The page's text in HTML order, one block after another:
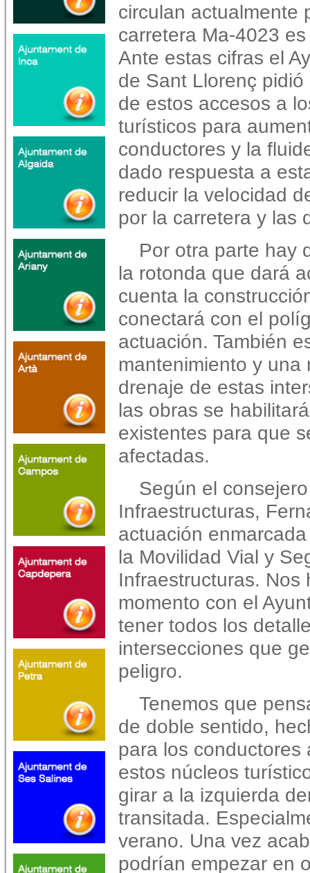
circulan actualmente
carretera Ma-4023
Ante estas cifras el
de Sant Llorenç
de estos accesos a
turísticos para
conductores y la
dado respuesta a
reducir la velocidad
por la carretera y las
Por otra parte hay
la rotonda que dará
cuenta la
conectará con el
actuación. También
mantenimiento y una
drenaje de estas
las obras se
existentes para que
afectadas.
Según el
Infraestructuras,
actuación
la Movilidad Vial y
Infraestructuras.
momento con el
tener todos los
intersecciones que
peligro.
Tenemos que
de doble sentido,
para los
estos núcleos
girar a la izquierda
transitada.
verano. Una vez
podrían empezar en